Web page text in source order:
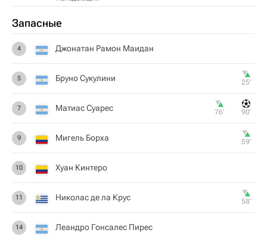
Запасные
4 Джонатан Рамон Маидан
5 Бруно Сукулини 25‎’‎
7 Матиас Суарес 76‎’‎ 90‎’‎
9 Мигель Борха 59‎’‎
10 Хуан Кинтеро
11 Николас де ла Крус 58‎’‎
14 Леандро Гонсалес Пирес